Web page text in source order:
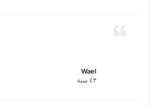
Wael
٤٣ سنة